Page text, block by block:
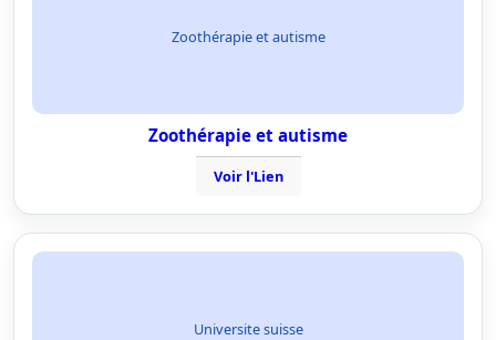
Zoothérapie et autisme
Zoothérapie et autisme
Voir l'Lien
Universite suisse